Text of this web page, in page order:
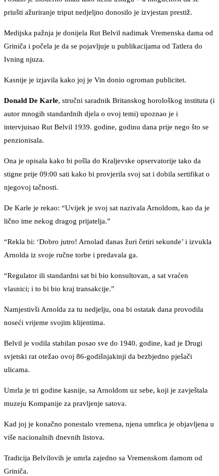
priušti ažuriranje triput nedjeljno donosilo je izvjestan prestiž.
Medijska pažnja je donijela Rut Belvil nadimak Vremenska dama od
Griniča i počela je da se pojavljuje u publikacijama od Tatlera do
Ivning njuza.
Kasnije je izjavila kako joj je Vin donio ogroman publicitet.
Donald De Karle, stručni saradnik Britanskog horološkog instituta (i
autor mnogih standardnih djela o ovoj temi) upoznao je i
intervjuisao Rut Belvil 1939. godine, godinu dana prije nego što se
penzionisala.
Ona je opisala kako bi pošla do Kraljevske opservatorije tako da
stigne prije 09:00 sati kako bi provjerila svoj sat i dobila sertifikat o
njegovoj tačnosti.
De Karle je rekao: “Uvijek je svoj sat nazivala Arnoldom, kao da je
lično ime nekog dragog prijatelja.”
“Rekla bi: ‘Dobro jutro! Arnolad danas žuri četiri sekunde’ i izvukla
Arnolda iz svoje ručne torbe i predavala ga.
“Regulator ili standardni sat bi bio konsultovan, a sat vraćen
vlasnici; i to bi bio kraj transakcije.”
Namjestivši Arnolda za tu nedjelju, ona bi ostatak dana provodila
noseći vrijeme svojim klijentima.
Belvil je vodila stabilan posao sve do 1940. godine, kad je Drugi
svjetski rat otežao ovoj 86-godišnjakinji da bezbjedno pješači
ulicama.
Umrla je tri godine kasnije, sa Arnoldom uz sebe, koji je zavještala
muzeju Kompanije za pravljenje satova.
Kad joj je konačno ponestalo vremena, njena umrlica je objavljena u
više nacionalnih dnevnih listova.
Tradicija Belvilovih je umrla zajedno sa Vremenskom damom od
Griniča.